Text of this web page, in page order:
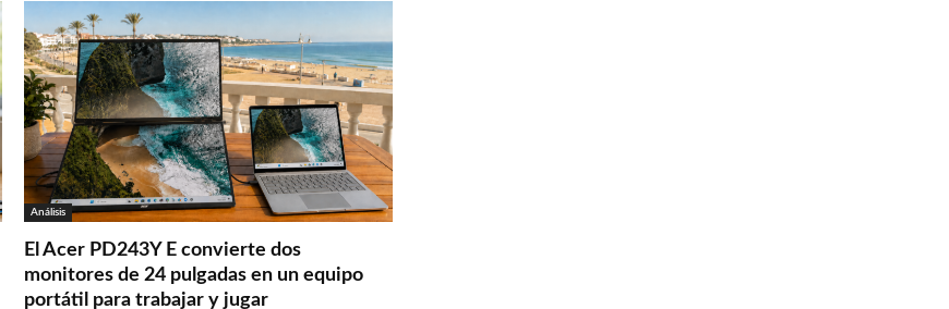
Análisis
El Acer PD243Y E convierte dos
monitores de 24 pulgadas en un equipo
portátil para trabajar y jugar